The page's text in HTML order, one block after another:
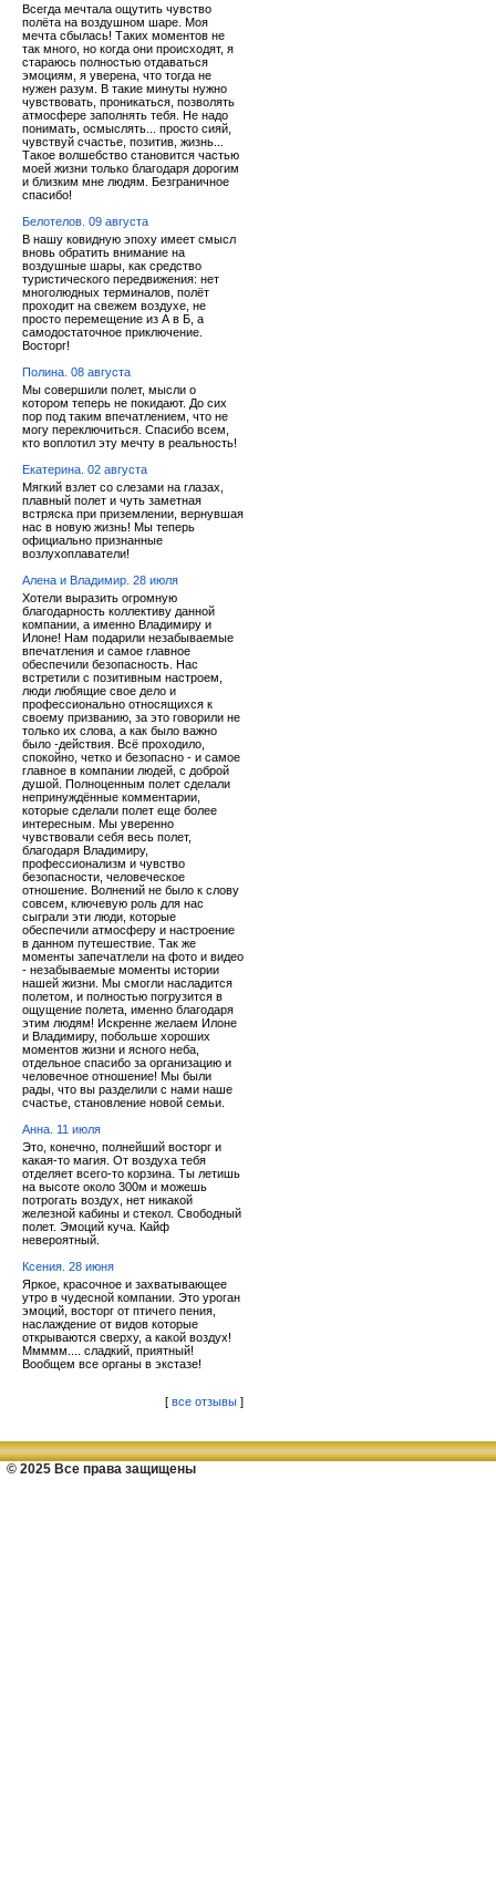
Всегда мечтала ощутить чувство
полёта на воздушном шаре. Моя
мечта сбылась! Таких моментов не
так много, но когда они происходят, я
стараюсь полностью отдаваться
эмоциям, я уверена, что тогда не
нужен разум. В такие минуты нужно
чувствовать, проникаться, позволять
атмосфере заполнять тебя. Не надо
понимать, осмыслять... просто сияй,
чувствуй счастье, позитив, жизнь...
Такое волшебство становится частью
моей жизни только благодаря дорогим
и близким мне людям. Безграничное
спасибо!
Белотелов. 09 августа
В нашу ковидную эпоху имеет смысл
вновь обратить внимание на
воздушные шары, как средство
туристического передвижения: нет
многолюдных терминалов, полёт
проходит на свежем воздухе, не
просто перемещение из А в Б, а
самодостаточное приключение.
Восторг!
Полина. 08 августа
Мы совершили полет, мысли о
котором теперь не покидают. До сих
пор под таким впечатлением, что не
могу переключиться. Спасибо всем,
кто воплотил эту мечту в реальность!
Екатерина. 02 августа
Мягкий взлет со слезами на глазах,
плавный полет и чуть заметная
встряска при приземлении, вернувшая
нас в новую жизнь! Мы теперь
официально признанные
возлухоплаватели!
Алена и Владимир. 28 июля
Хотели выразить огромную
благодарность коллективу данной
компании, а именно Владимиру и
Илоне! Нам подарили незабываемые
впечатления и самое главное
обеспечили безопасность. Нас
встретили с позитивным настроем,
люди любящие свое дело и
профессионально относящихся к
своему призванию, за это говорили не
только их слова, а как было важно
было -действия. Всё проходило,
спокойно, четко и безопасно - и самое
главное в компании людей, с доброй
душой. Полноценным полет сделали
непринуждённые комментарии,
которые сделали полет еще более
интересным. Мы уверенно
чувствовали себя весь полет,
благодаря Владимиру,
профессионализм и чувство
безопасности, человеческое
отношение. Волнений не было к слову
совсем, ключевую роль для нас
сыграли эти люди, которые
обеспечили атмосферу и настроение
в данном путешествие. Так же
моменты запечатлели на фото и видео
- незабываемые моменты истории
нашей жизни. Мы смогли насладится
полетом, и полностью погрузится в
ощущение полета, именно благодаря
этим людям! Искренне желаем Илоне
и Владимиру, побольше хороших
моментов жизни и ясного неба,
отдельное спасибо за организацию и
человечное отношение! Мы были
рады, что вы разделили с нами наше
счастье, становление новой семьи.
Анна. 11 июля
Это, конечно, полнейший восторг и
какая-то магия. От воздуха тебя
отделяет всего-то корзина. Ты летишь
на высоте около 300м и можешь
потрогать воздух, нет никакой
железной кабины и стекол. Свободный
полет. Эмоций куча. Кайф
невероятный.
Ксения. 28 июня
Яркое, красочное и захватывающее
утро в чудесной компании. Это уроган
эмоций, восторг от птичего пения,
наслаждение от видов которые
открываются сверху, а какой воздух!
Ммммм.... сладкий, приятный!
Вообщем все органы в экстазе!
[ все отзывы ]
© 2025 Все права защищены